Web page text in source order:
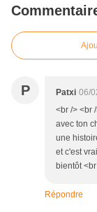
P Patxi 06/
<br /> <br
avec ton
une
et c'est
bientôt
Répondre